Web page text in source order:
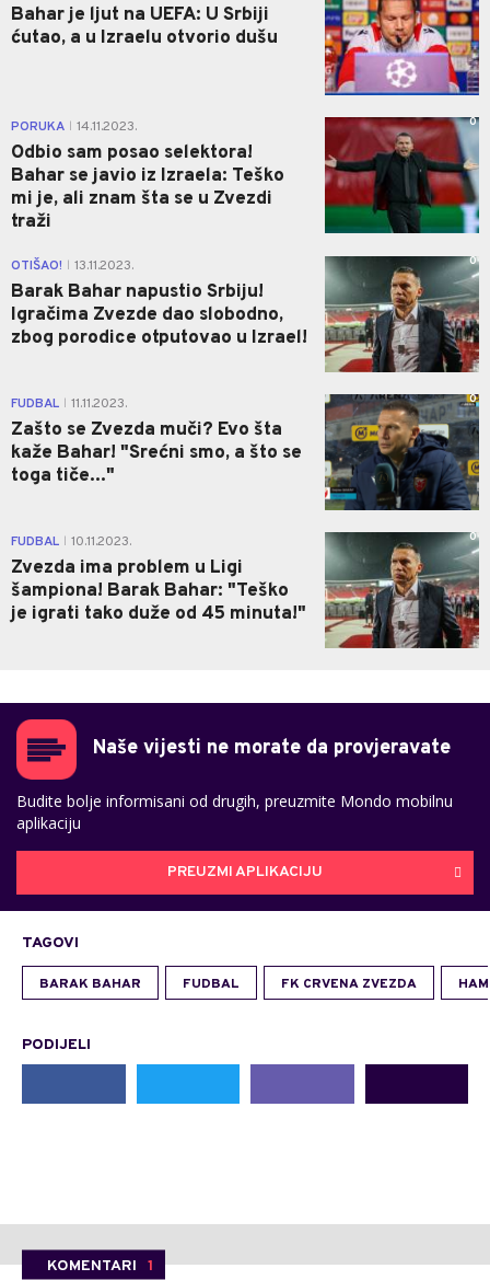
Bahar je ljut na UEFA: U Srbiji
ćutao, a u Izraelu otvorio dušu
PORUKA 14.11.2023.
Odbio sam posao selektora!
Bahar se javio iz Izraela: Teško
mi je, ali znam šta se u Zvezdi
traži
0
OTIŠAO! 13.11.2023.
Barak Bahar napustio Srbiju!
Igračima Zvezde dao slobodno,
zbog porodice otputovao u Izrael!
0
FUDBAL 11.11.2023.
Zašto se Zvezda muči? Evo šta
kaže Bahar! "Srećni smo, a što se
toga tiče..."
0
FUDBAL 10.11.2023.
Zvezda ima problem u Ligi
šampiona! Barak Bahar: "Teško
je igrati tako duže od 45 minuta!"
0
Naše vijesti ne morate da provjeravate
Budite bolje informisani od drugih, preuzmite Mondo mobilnu
aplikaciju
PREUZMI APLIKACIJU
TAGOVI
BARAK BAHAR FUDBAL FK CRVENA ZVEZDA
PODIJELI
KOMENTARI 1